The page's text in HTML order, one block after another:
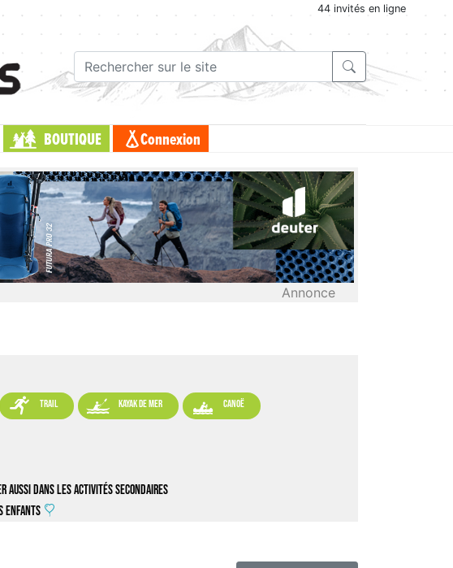
44 invités en ligne
BOUTIQUE Connexion
Annonce
 trail  kayak de mer  canoë
aussi dans les activités secondaires
enfants